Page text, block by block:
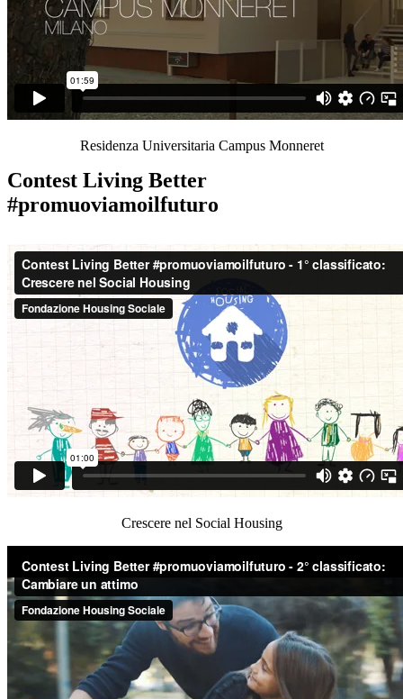
Residenza Universitaria Campus Monneret
Contest Living Better
#promuoviamoilfuturo
Crescere nel Social Housing